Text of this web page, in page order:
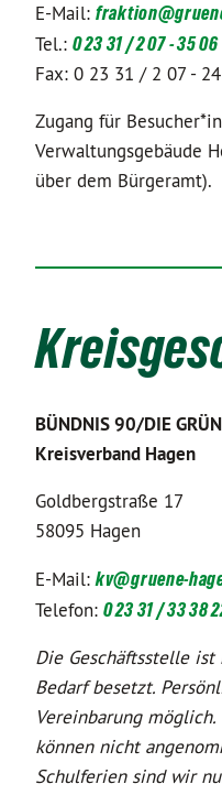
E-Mail: fraktion@
Tel.: 0 23 31 / 2 07 - 35 06
Fax: 0 23 31 / 2 07 -
Zugang für
Verwaltungsgebäude
über dem Bürgeramt).
BÜNDNIS 90/DIE
Kreisverband Hagen
Goldbergstraße 17
58095 Hagen
E-Mail:kv@gruene-
Telefon: 0 23 31 / 33 38
Die Geschäftsstelle ist
Bedarf besetzt.
Vereinbarung
können nicht
Schulferien sind wir